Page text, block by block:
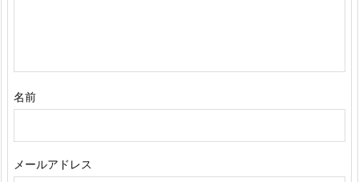
名前
メールアドレス